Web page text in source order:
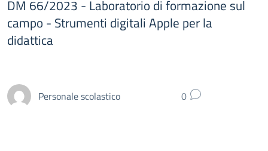
DM 66/2023 - Laboratorio di formazione sul
campo - Strumenti digitali Apple per la
didattica
Personale scolastico 0